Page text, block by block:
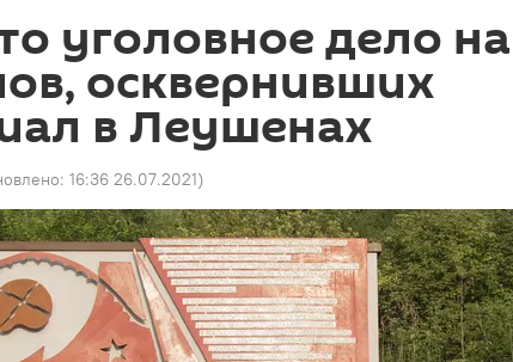
уголовное дело на
осквернивших
в Леушенах
16:36 26.07.2021)